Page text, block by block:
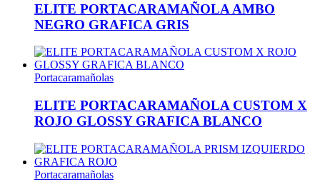
ELITE PORTACARAMAÑOLA AMBO
NEGRO GRAFICA GRIS
Portacaramañolas
ELITE PORTACARAMAÑOLA CUSTOM X
ROJO GLOSSY GRAFICA BLANCO
Portacaramañolas